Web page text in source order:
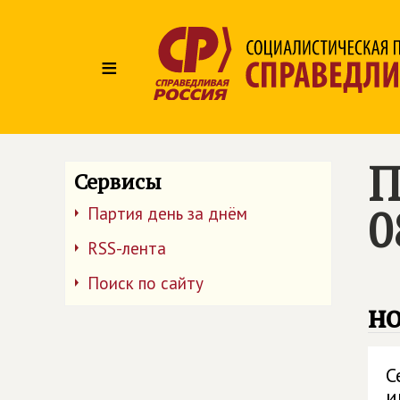
≡
Сервисы
Партия день за днём
RSS-лента
Поиск по сайту